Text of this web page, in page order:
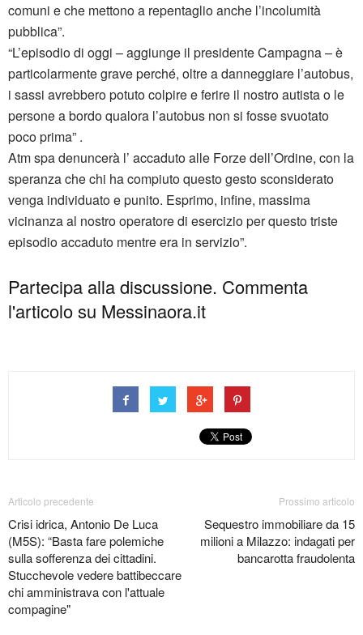
comuni e che mettono a repentaglio anche l’incolumità
pubblica”.
“L’episodio di oggi – aggiunge il presidente Campagna – è
particolarmente grave perché, oltre a danneggiare l’autobus,
i sassi avrebbero potuto colpire e ferire il nostro autista o le
persone a bordo qualora l’autobus non si fosse svuotato
poco prima” .
Atm spa denuncerà l’ accaduto alle Forze dell’Ordine, con la
speranza che chi ha compiuto questo gesto sconsiderato
venga individuato e punito. Esprimo, infine, massima
vicinanza al nostro operatore di esercizio per questo triste
episodio accaduto mentre era in servizio”.
Partecipa alla discussione. Commenta
l'articolo su Messinaora.it
Articolo precedente
Crisi idrica, Antonio De Luca
(M5S): “Basta fare polemiche
sulla sofferenza dei cittadini.
Stucchevole vedere battibeccare
chi amministrava con l'attuale
compagine"
Prossimo articolo
Sequestro immobiliare da 15
milioni a Milazzo: indagati per
bancarotta fraudolenta